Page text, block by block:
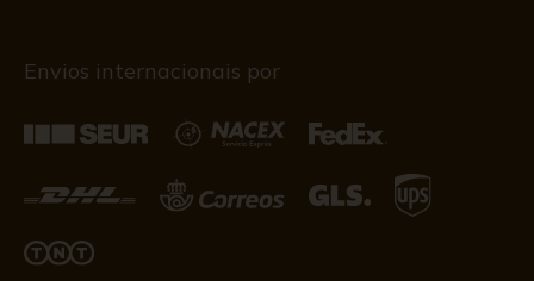
Envios internacionais por